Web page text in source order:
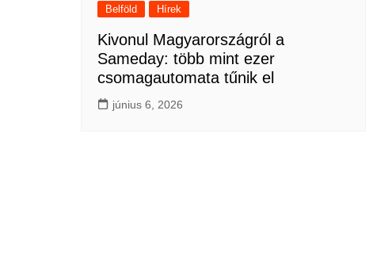
Belföld Hírek
Kivonul Magyarországról a
Sameday: több mint ezer
csomagautomata tűnik el
június 6, 2026